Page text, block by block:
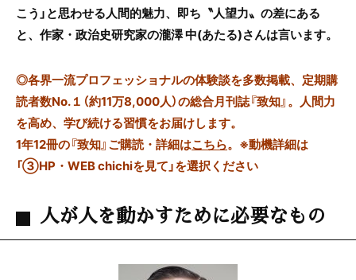
こう」と思わせる人間的魅力、即ち〝人望力〟の差にある
と、作家・政治史研究家の瀧澤 中(あたる)さんは言います。
◎各界一流プロフェッショナルの体験談を多数掲載、定期購
読者数No.１（約11万8,000人）の総合月刊誌『致知』。人間力
を高め、学び続ける習慣をお届けします。
1年12冊の『致知』ご購読・詳細はこちら。 ※動機詳細は
「③HP・WEB chichiを見て」を選択ください
人が人を動かすために必要なもの